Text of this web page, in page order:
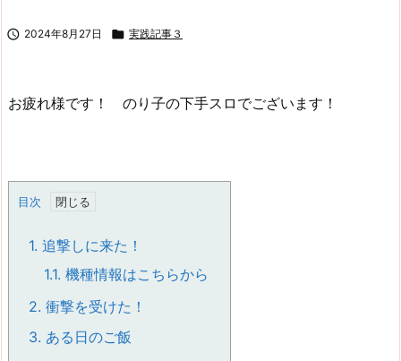
 2024年8月27日  実践記事３
お疲れ様です！ のり子の下手スロでございます！
目次
1. 追撃しに来た！
1.1. 機種情報はこちらから
2. 衝撃を受けた！
3. ある日のご飯